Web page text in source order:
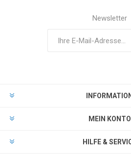
Newsletter
INFORMATION
MEIN KONTO
HILFE &